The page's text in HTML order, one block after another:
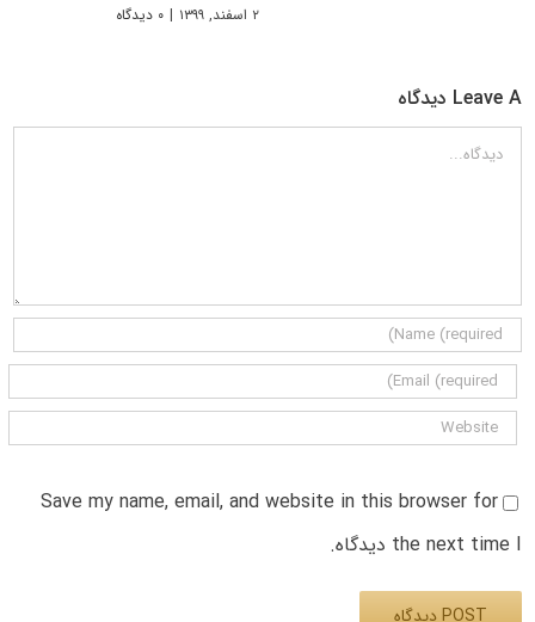
۲ اسفند, ۱۳۹۹ | ۰ دیدگاه
Leave A دیدگاه
دیدگاه
Save my name, email, and website in this browser for
the next time I دیدگاه.